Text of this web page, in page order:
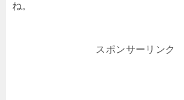
ね。
スポンサーリンク